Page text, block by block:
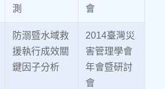
測
會
防溺暨水域救
援執行成效關
鍵因子分析
2014臺灣災
害管理學會
年會暨研討
會